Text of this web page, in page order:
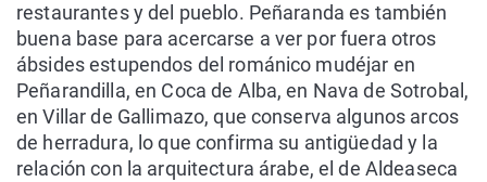
restaurantes y del pueblo. Peñaranda es también
buena base para acercarse a ver por fuera otros
ábsides estupendos del románico mudéjar en
Peñarandilla, en Coca de Alba, en Nava de Sotrobal,
en Villar de Gallimazo, que conserva algunos arcos
de herradura, lo que confirma su antigüedad y la
relación con la arquitectura árabe, el de Aldeaseca